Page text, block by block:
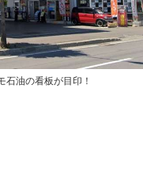
石油の看板が目印！